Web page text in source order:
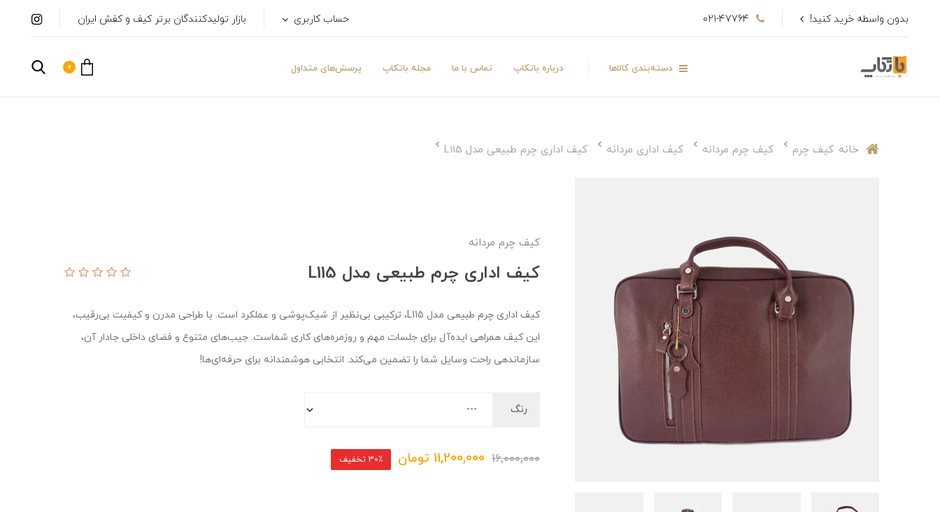
بدون واسطه خرید کنید! 021-47764 حساب کاربری بازار تولیدکنندگان برتر کیف و کفش ایران
دسته‌بندی کالاها درباره باتکاپ تماس با ما مجله باتکاپ پرسش‌های متداول 0
خانه کیف چرم کیف چرم مردانه کیف اداری مردانه کیف اداری چرم طبیعی مدل L115
کیف چرم مردانه
کیف اداری چرم طبیعی مدل L115
کیف اداری چرم طبیعی مدل L115، ترکیبی بی‌نظیر از شیک‌پوشی و عملکرد است. با طراحی مدرن و کیفیت بی‌رقیب،
این کیف همراهی ایده‌آل برای جلسات مهم و روزمره‌های کاری شماست. جیب‌های متنوع و فضای داخلی جادار آن،
سازماندهی راحت وسایل شما را تضمین می‌کند. انتخابی هوشمندانه برای حرفه‌ای‌ها!
رنگ
16,000,000
11,200,000 تومان 30٪ تخفیف